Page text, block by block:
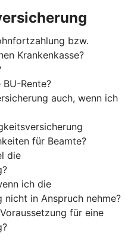
bzw.
Krankenkasse?
Rente?
auch, wenn ich
für Beamte?
die
ich die
nicht in Anspruch nehme?
für eine